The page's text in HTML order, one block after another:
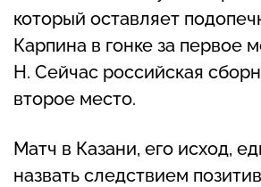
который оставляет
Карпина в гонке за первое
H. Сейчас российская
второе место.
Матч в Казани, его исход,
назвать следствием